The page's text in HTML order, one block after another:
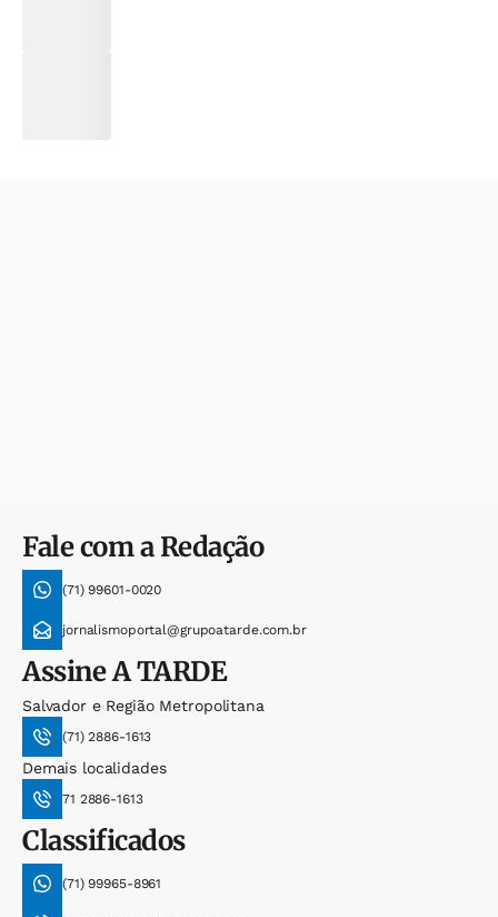
Fale com a Redação
(71) 99601-0020
jornalismoportal@grupoatarde.com.br
AssineA TARDE
Salvador e Região Metropolitana
(71) 2886-1613
Demais localidades
71 2886-1613
Classificados
(71) 99965-8961